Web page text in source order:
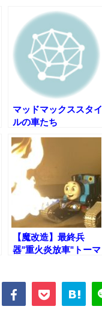
マッドマックススタイ
ルの車たち
【魔改造】最終兵
器"重火炎放車"トーマ